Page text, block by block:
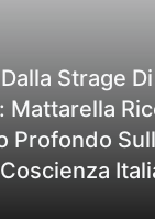
Strage Di
Mattarella
Profondo